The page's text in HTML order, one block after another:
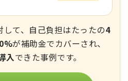
て、自己負担はたったの4
が補助金でカバーされ、
入できた事例です。